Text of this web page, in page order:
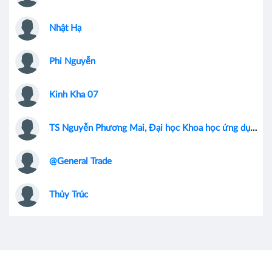
Nhật Hạ
Phi Nguyễn
Kinh Kha 07
TS Nguyễn Phương Mai, Đại học Khoa học ứng dụng Amsterdam, Hà Lan
@General Trade
Thủy Trúc